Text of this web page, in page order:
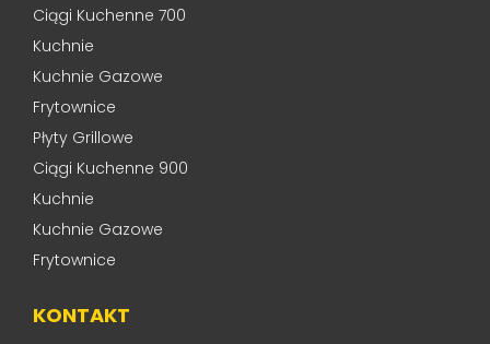
Ciągi Kuchenne 700
Kuchnie
Kuchnie Gazowe
Frytownice
Płyty Grillowe
Ciągi Kuchenne 900
Kuchnie
Kuchnie Gazowe
Frytownice
KONTAKT